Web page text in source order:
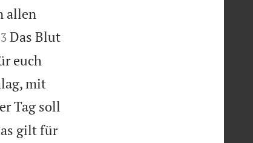
allen
Das Blut
euch
mit
Tag soll
gilt für